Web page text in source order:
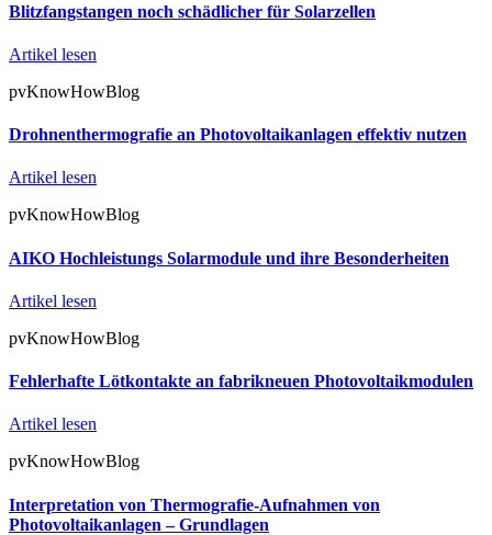
Blitzfangstangen noch schädlicher für Solarzellen
Artikel lesen
pvKnowHowBlog
Drohnenthermografie an Photovoltaikanlagen effektiv nutzen
Artikel lesen
pvKnowHowBlog
AIKO Hochleistungs Solarmodule und ihre Besonderheiten
Artikel lesen
pvKnowHowBlog
Fehlerhafte Lötkontakte an fabrikneuen Photovoltaikmodulen
Artikel lesen
pvKnowHowBlog
Interpretation von Thermografie-Aufnahmen von
Photovoltaikanlagen – Grundlagen